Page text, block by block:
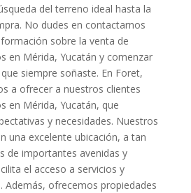
del terreno ideal hasta la
No dudes en contactarnos
sobre la venta de
en Mérida, Yucatán y comenzar
siempre soñaste. En Foret,
a ofrecer a nuestros clientes
en Mérida, Yucatán, que
y necesidades. Nuestros
una excelente ubicación, a tan
de importantes avenidas y
el acceso a servicios y
Además, ofrecemos propiedades